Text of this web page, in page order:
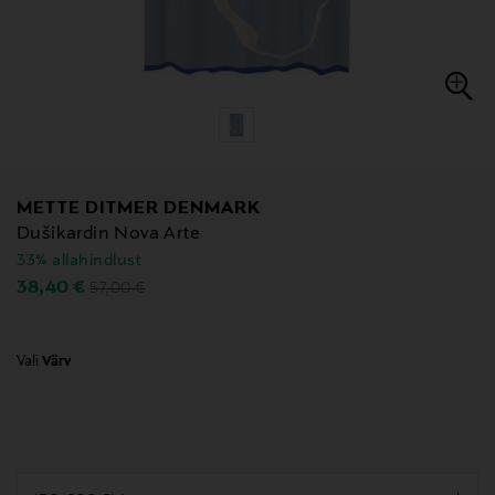
METTE DITMER DENMARK
Dušikardin Nova Arte
33% allahindlust
Discounted Price
38,40 € Original Price
57,00 €
Vali Värv